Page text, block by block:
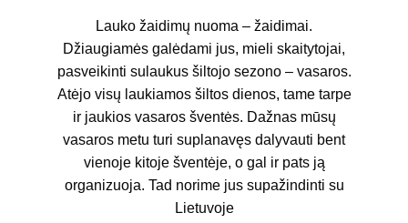
Lauko žaidimų nuoma – žaidimai.
Džiaugiamės galėdami jus, mieli skaitytojai,
pasveikinti sulaukus šiltojo sezono – vasaros.
Atėjo visų laukiamos šiltos dienos, tame tarpe
ir jaukios vasaros šventės. Dažnas mūsų
vasaros metu turi suplanavęs dalyvauti bent
vienoje kitoje šventėje, o gal ir pats ją
organizuoja. Tad norime jus supažindinti su
Lietuvoje